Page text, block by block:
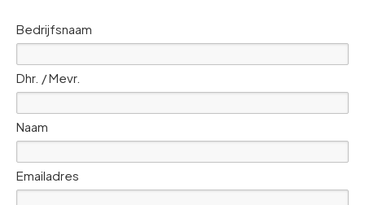
Bedrijfsnaam
Dhr. / Mevr.
Naam
Emailadres